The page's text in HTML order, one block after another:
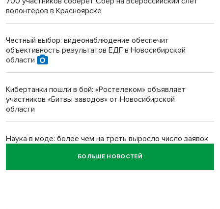
Инвалид получил условный срок за избиение врачей
Новосибирский преподаватель с женой вошли в топ-16
многодетных в России
Обновлённое отделение ВТБ открылось в Искитиме
волонтёров в Красноярске
Честный выбор: видеонаблюдение обеспечит
объективность результатов ЕДГ в Новосибирской
области
Кибертанки пошли в бой: «Ростелеком» объявляет
участников «Битвы заводов» от Новосибирской
области
Наука в моде: более чем на треть выросло число заявок
БОЛЬШЕ НОВОСТЕЙ